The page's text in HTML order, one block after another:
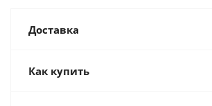
Доставка
Как купить